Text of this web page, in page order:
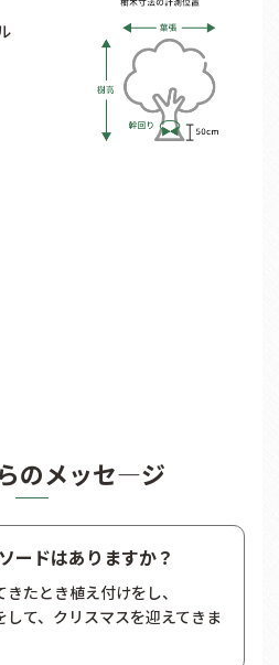
のメッセ―ジ
ードはありますか？
たとき植え付けをし、
て、クリスマスを迎えてきま